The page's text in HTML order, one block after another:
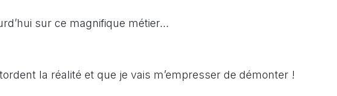
sur ce magnifique métier…
la réalité et que je vais m’empresser de démonter !